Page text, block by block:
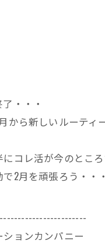
・・・
から新しいルーティ
コレ活が今のとこ
2月を頑張ろう・・・
ョンカンパニー